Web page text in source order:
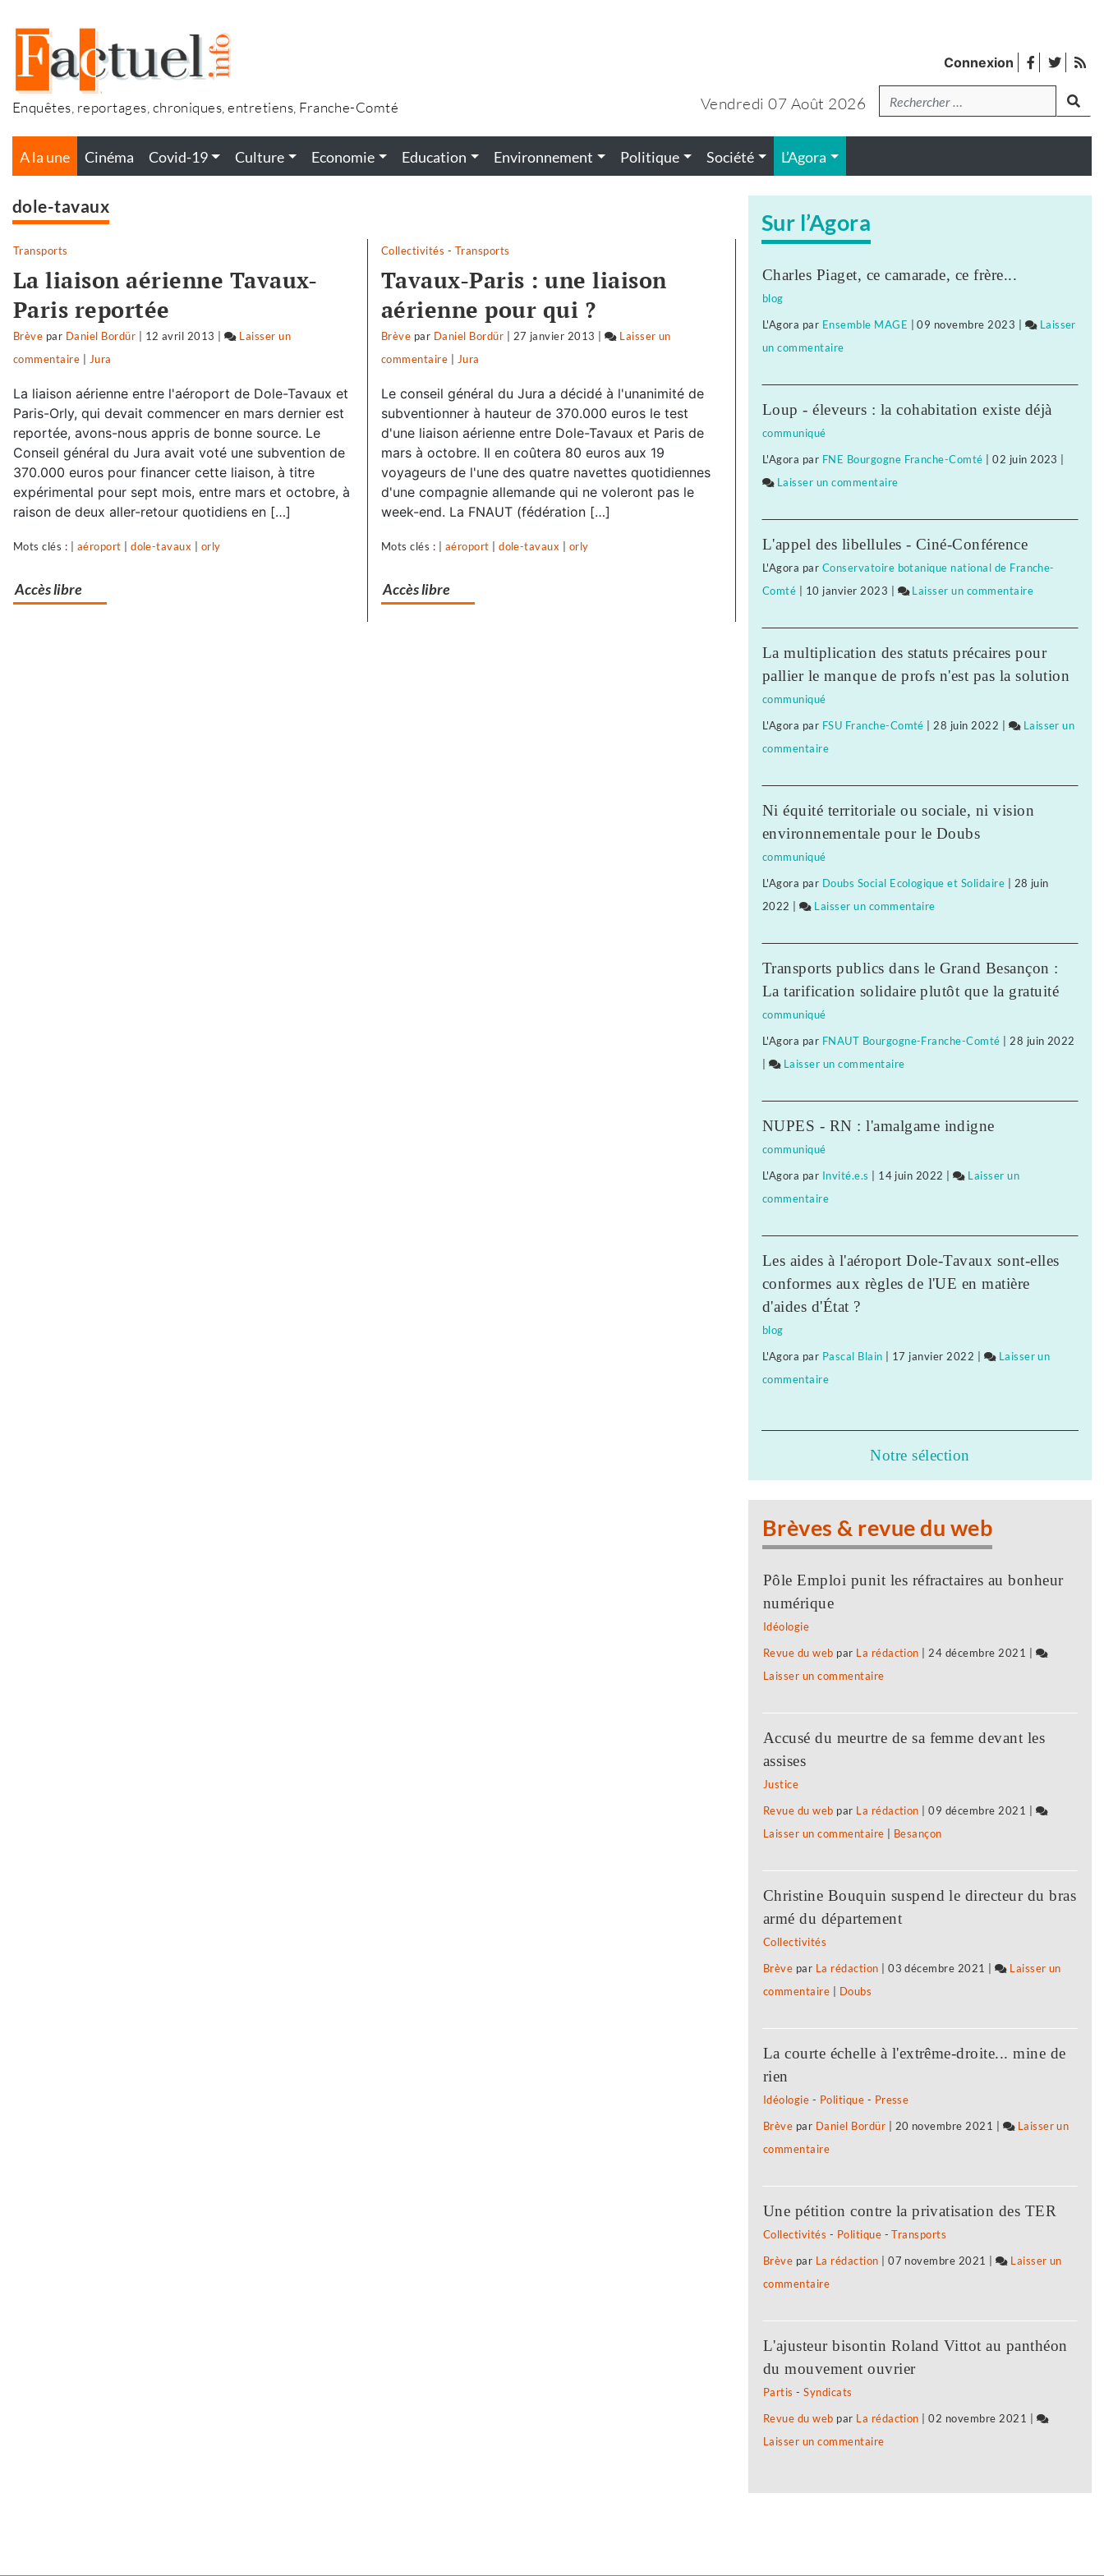
contenu
Enquêtes, reportages, chroniques, entretiens, Franche-Comté
Connexion facebook
twitter
Vendredi 07 Août 2026Recherche
A la une Cinéma Covid-19 Culture Economie Education Environnement Politique Société L’Agora
dole-tavaux
Transports
La liaison aérienne Tavaux-
Paris reportée
Brève par Daniel Bordür 12 avril 2013 |
Laisser un
commentaire on
aérienne
Tavaux-
Paris
reportée
Jura
La liaison aérienne entre l'aéroport de Dole-Tavaux et
Paris-Orly, qui devait commencer en mars dernier est
reportée, avons-nous appris de bonne source. Le
Conseil général du Jura avait voté une subvention de
370.000 euros pour financer cette liaison, à titre
expérimental pour sept mois, entre mars et octobre, à
raison de deux aller-retour quotidiens en […]
Mots clés : | aéroport |dole-tavaux orly
Accès libre
Collectivités - Transports
Tavaux-Paris : une liaison
aérienne pour qui ?
Brève par Daniel Bordür 27 janvier 2013 |
Laisser un
commentaire on
liaison
aérienne
Tavaux-
Paris
reportée
Jura
Le conseil général du Jura a décidé à l'unanimité de
subventionner à hauteur de 370.000 euros le test
d'une liaison aérienne entre Dole-Tavaux et Paris de
mars à octobre. Il en coûtera 80 euros aux 19
voyageurs de l'une des quatre navettes quotidiennes
d'une compagnie allemande qui ne voleront pas le
week-end. La FNAUT (fédération […]
Mots clés : | aéroport |dole-tavaux orly
Accès libre
Sur l’Agora
Charles Piaget, ce camarade, ce frère...
blog
L'Agora par Ensemble MAGE |09 novembre 2023
Laisser
un commentaire
aérienne
Paris
reportée
Loup - éleveurs : la cohabitation existe déjà
communiqué
L'Agora par FNE Bourgogne Franche-Comté |02 juin 2023
Laisser un commentaire
aérienne
Tavaux-
Paris
L'appel des libellules - Ciné-Conférence
L'Agora par Conservatoire botanique national de Franche-
Comté
10 janvier 2023 Laisser un commentaire
aérienne
Tavaux-
reportée
La multiplication des statuts précaires pour
pallier le manque de profs n'est pas la solution
communiqué
L'Agora par FSU Franche-Comté 28 juin 2022
Laisser un
commentaire
aérienne
Tavaux-
reportée
Ni équité territoriale ou sociale, ni vision
environnementale pour le Doubs
communiqué
L'Agora par Doubs Social Ecologique et Solidaire
28 juin
2022
| Laisser un commentaire
aérienne
Tavaux-
reportée
Transports publics dans le Grand Besançon :
La tarification solidaire plutôt que la gratuité
communiqué
L'Agora par FNAUT Bourgogne-Franche-Comté
28 juin 2022
Laisser un commentaire
aérienne
Paris
NUPES - RN : l'amalgame indigne
communiqué
L'Agora par Invité.e.s 14 juin 2022 |
Laisser un
commentaire
aérienne
Tavaux-
Paris
Les aides à l'aéroport Dole-Tavaux sont-elles
conformes aux règles de l'UE en matière
d'aides d'État ?
blog
L'Agora par Pascal Blain 17 janvier 2022
Laisser un
commentaire
aérienneNotre sélection
Brèves & revue du web
Pôle Emploi punit les réfractaires au bonheur
numérique
Idéologie
Revue du web par La rédaction 24 décembre 2021
Laisser un commentaire
aérienne
reportée
Accusé du meurtre de sa femme devant les
assises
Justice
Revue du web par La rédaction |09 décembre 2021
Laisser un commentaire on
aérienne
Tavaux-
reportée
Besançon
Christine Bouquin suspend le directeur du bras
armé du département
Collectivités
Brève par La rédaction |03 décembre 2021 |
Laisser un
commentaire on
aérienne
Paris
reportée
Doubs
La courte échelle à l'extrême-droite... mine de
rien
Idéologie - Politique - Presse
Brève par Daniel Bordür 20 novembre 2021
Laisser un
commentaire
aérienne
Tavaux-
Paris
Une pétition contre la privatisation des TER
Collectivités - Politique -Transports
Brève par La rédaction |07 novembre 2021 |
Laisser un
commentaire
aérienne
Tavaux-
Paris
reportée
L'ajusteur bisontin Roland Vittot au panthéon
du mouvement ouvrier
Partis -Syndicats
Revue du web par La rédaction |02 novembre 2021
Laisser un commentaire